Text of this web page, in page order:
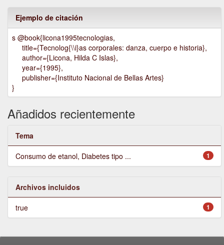
Ejemplo de citación
s @book{licona1995tecnologias,
title={Tecnolog{\\i}as corporales: danza, cuerpo e historia},
author={Licona, Hilda C Islas},
year={1995},
publisher={Instituto Nacional de Bellas Artes}
}
Añadidos recientemente
Tema
1
Consumo de etanol, Diabetes tipo ...
Archivos incluidos
1
true